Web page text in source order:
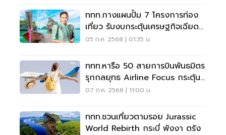
ททท.กางแผนปั้ม 7 โครงการท่อง
เที่ยว รับงบกระตุ้นเศรษฐกิจเฉียด
4 พันล้าน
05 ก.ค. 2568 | 01:35 น.
ททท.หารือ 50 สายการบินพันธมิตร
รุกกลยุทธ Airline Focus กระตุ้น
ท่องเที่ยวปลายปี
07 ก.ค. 2568 | 11:00 น.
ททท.ชวนเที่ยวตามรอย Jurassic
World Rebirth กระบี่ พังงา ตรัง